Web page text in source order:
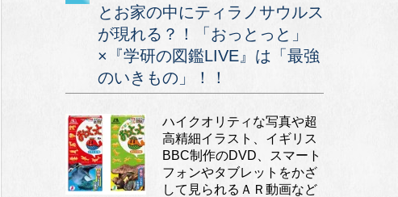
とお家の中にティラノサウルス
が現れる？！「おっとっと」
×『学研の図鑑LIVE』は「最強
のいきもの」！！
ハイクオリティな写真や超
高精細イラスト、イギリス
BBC制作のDVD、スマート
フォンやタブレットをかざ
して見られるＡＲ動画など